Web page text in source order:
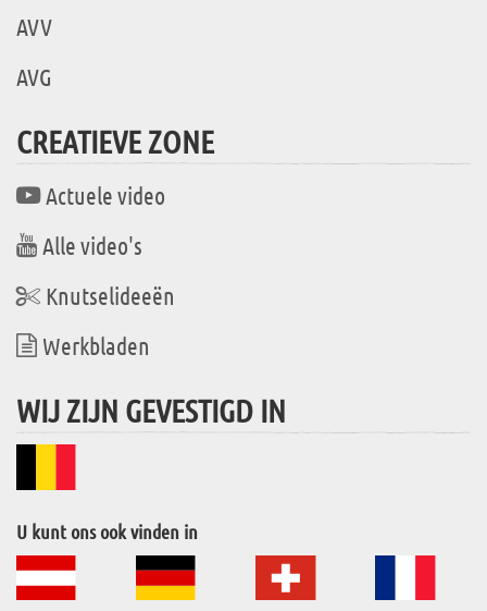
AVV
AVG
CREATIEVE ZONE
Actuele video
Alle video's
Knutselideeën
Werkbladen
WIJ ZIJN GEVESTIGD IN
U kunt ons ook vinden in